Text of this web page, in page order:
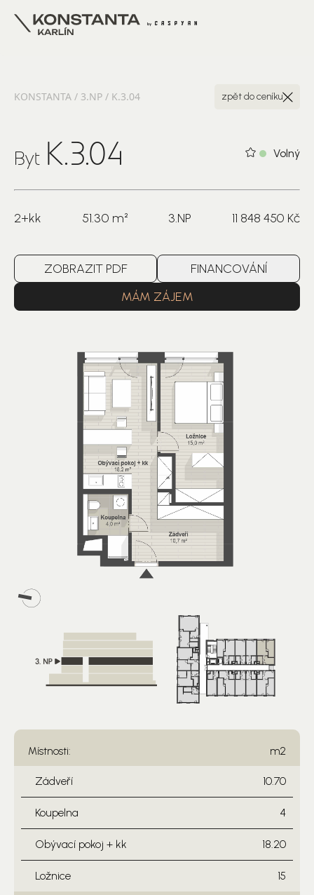
KONSTANTA / 3.NP / K.3.04 zpět do ceníku
Byt K.3.04 Volný
2+kk 51.30 m² 3.NP 11 848 450 Kč
ZOBRAZIT PDF
FINANCOVÁNÍ
MÁM ZÁJEM
Místnosti: m2
Zádveří 10.70
Koupelna 4
Obývací pokoj + kk 18.20
Ložnice 15